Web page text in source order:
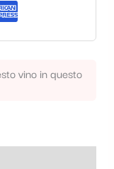
vino in questo